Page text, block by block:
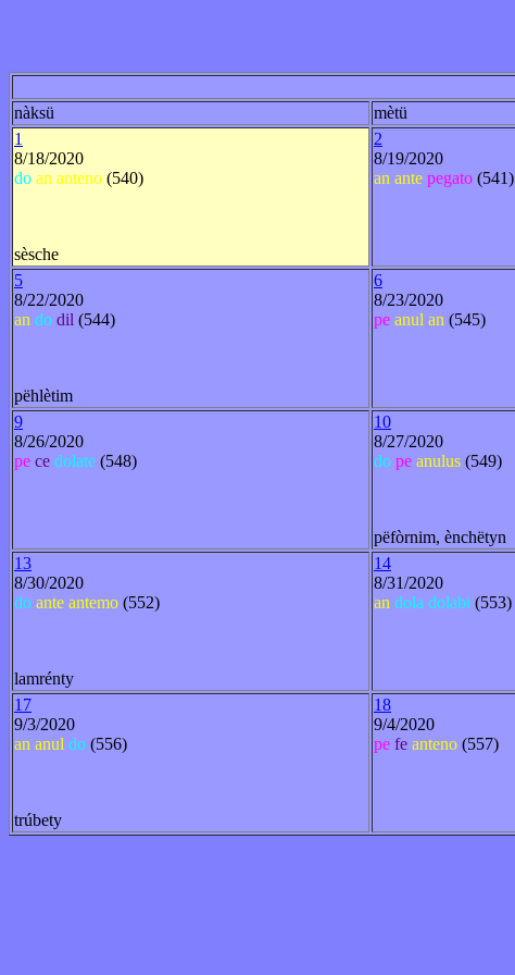
nàksü
mètü
1
8/18/2020
do an anteno (540)
sèsche
2
8/19/2020
an ante pegato (541)
5
8/22/2020
an do dil (544)
pëhlètim
6
8/23/2020
pe anul an (545)
9
8/26/2020
pe ce dolate (548)
10
8/27/2020
do pe anulus (549)
pëfòrnim, ènchëtyn
13
8/30/2020
do ante antemo (552)
lamrénty
14
8/31/2020
an dola dolabi (553)
17
9/3/2020
an anul do (556)
trúbety
18
9/4/2020
pe fe anteno (557)